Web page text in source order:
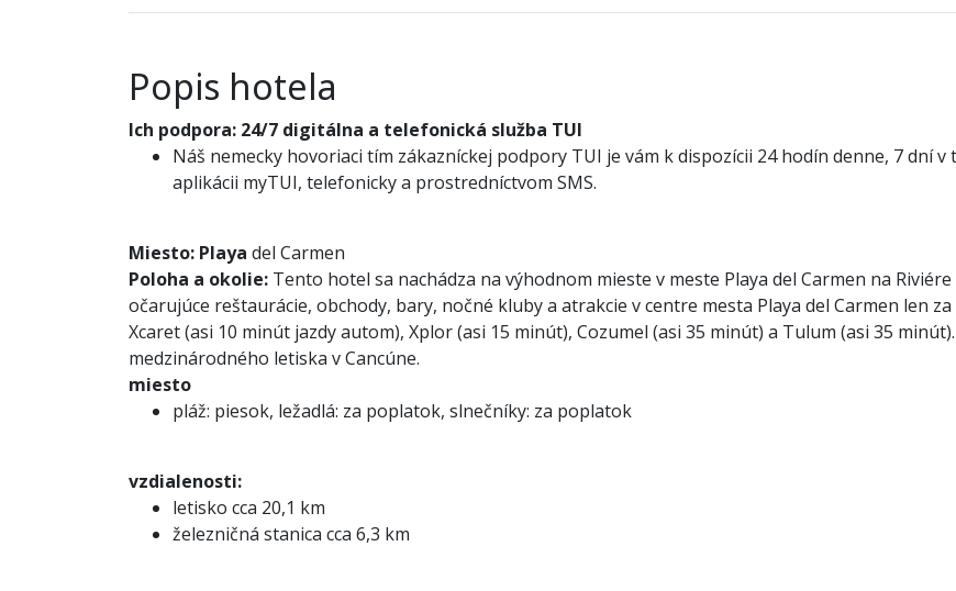
Popis hotela
Ich podpora: 24/7 digitálna a telefonická služba TUI
Náš nemecky hovoriaci tím zákazníckej podpory TUI je vám k dispozícii 24 hodín denne, 7 dní
aplikácii myTUI, telefonicky a prostredníctvom SMS.
Miesto: Playa del Carmen
Poloha a okolie: Tento hotel sa nachádza na výhodnom mieste v meste Playa del Carmen na
očarujúce reštaurácie, obchody, bary, nočné kluby a atrakcie v centre mesta Playa del Carmen len
Xcaret (asi 10 minút jazdy autom), Xplor (asi 15 minút), Cozumel (asi 35 minút) a Tulum (asi 35
medzinárodného letiska v Cancúne.
miesto
pláž: piesok, ležadlá: za poplatok, slnečníky: za poplatok
vzdialenosti:
letisko cca 20,1 km
železničná stanica cca 6,3 km